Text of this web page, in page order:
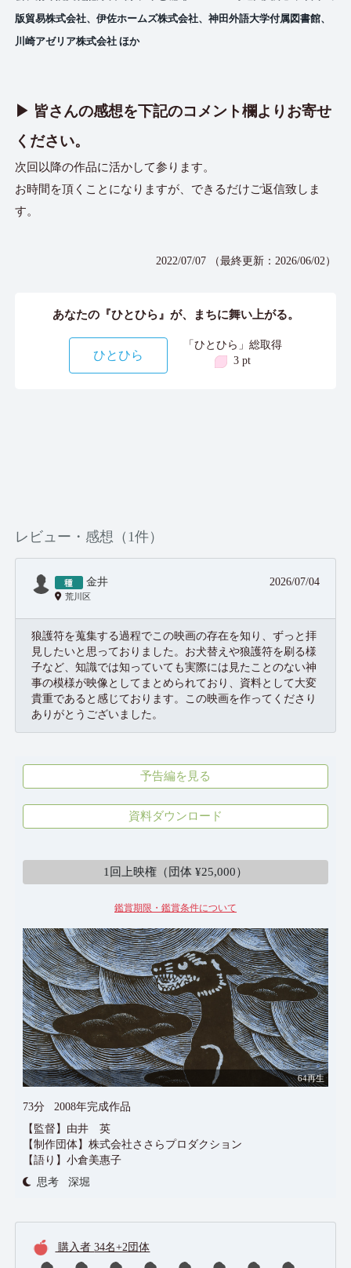
版貿易株式会社、伊佐ホームズ株式会社、神田外語大学付属図書館、
川崎アゼリア株式会社 ほか
▶︎ 皆さんの感想を下記のコメント欄よりお寄せ
ください。
次回以降の作品に活かして参ります。
お時間を頂くことになりますが、できるだけご返信致しま
す。
2022/07/07 （最終更新：2026/06/02）
あなたの『ひとひら』が、まちに舞い上がる。
ひとひら
「ひとひら」総取得
3 pt
レビュー・感想（1件）
金井
荒川区
2026/07/04
狼護符を蒐集する過程でこの映画の存在を知り、ずっと拝
見したいと思っておりました。お犬替えや狼護符を刷る様
子など、知識では知っていても実際には見たことのない神
事の模様が映像としてまとめられており、資料として大変
貴重であると感じております。この映画を作ってくださり
ありがとうございました。
予告編を見る
資料ダウンロード
個人 ¥800
1回上映権（団体 ¥25,000）
鑑賞期限・鑑賞条件について
64再生
73分
2008年完成作品
【監督】由井 英
【制作団体】株式会社ささらプロダクション
【語り】小倉美惠子
思考
深堀
購入者34名+2団体